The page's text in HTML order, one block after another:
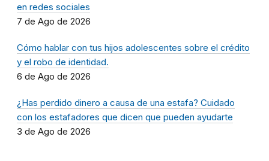
en redes sociales
7 de Ago de 2026
Cómo hablar con tus hijos adolescentes sobre el crédito
y el robo de identidad.
6 de Ago de 2026
¿Has perdido dinero a causa de una estafa? Cuidado
con los estafadores que dicen que pueden ayudarte
3 de Ago de 2026